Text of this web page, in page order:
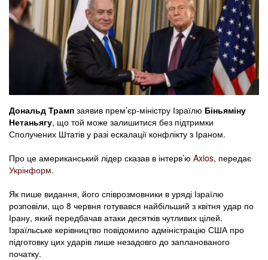
Дональд Трамп заявив прем’єр-міністру Ізраїлю Біньяміну
Нетаньягу, що той може залишитися без підтримки
Сполучених Штатів у разі ескалації конфлікту з Іраном.
Про це американський лідер сказав в інтерв’ю Axios, передає
Укрінформ.
Як пише видання, його співрозмовники в уряді Ізраїлю
розповіли, що 8 червня готувався найбільший з квітня удар по
Ірану, який передбачав атаки десятків чутливих цілей.
Ізраїльське керівництво повідомило адміністрацію США про
підготовку цих ударів лише незадовго до запланованого
початку.